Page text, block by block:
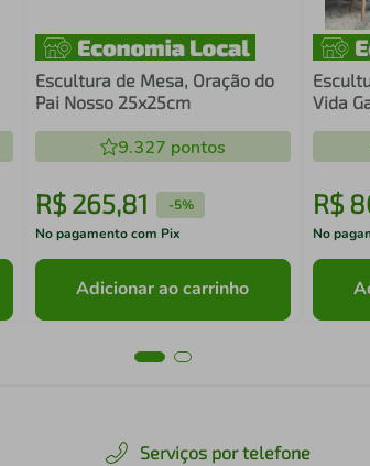
Escultura de Mesa, Oração do
Pai Nosso 25x25cm
9.327 pontos
R$265,81 -5%
No pagamento com Pix
Adicionar ao carrinho
Vida
R$
No
Serviços por telefone